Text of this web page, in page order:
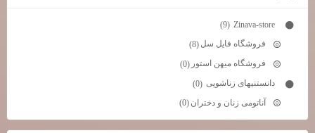
(9)
فروشگاه فایل سل (8)
فروشگاه میهن استور (0)
دانستنیهای زناشویی (0)
آناتومی زنان و دختران (0)